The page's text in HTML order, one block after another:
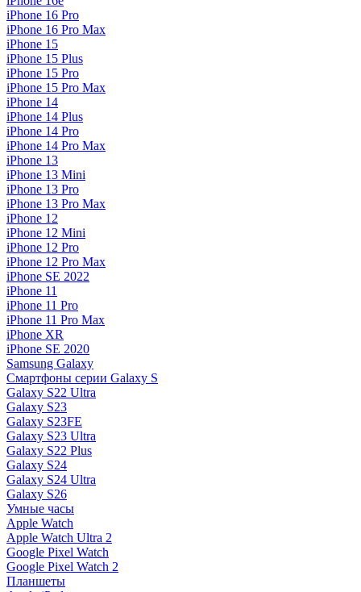
iPhone 16 Pro
iPhone 16 Pro Max
iPhone 15
iPhone 15 Plus
iPhone 15 Pro
iPhone 15 Pro Max
iPhone 14
iPhone 14 Plus
iPhone 14 Pro
iPhone 14 Pro Max
iPhone 13
iPhone 13 Mini
iPhone 13 Pro
iPhone 13 Pro Max
iPhone 12
iPhone 12 Mini
iPhone 12 Pro
iPhone 12 Pro Max
iPhone SE 2022
iPhone 11
iPhone 11 Pro
iPhone 11 Pro Max
iPhone XR
iPhone SE 2020
Samsung Galaxy
Смартфоны серии Galaxy S
Galaxy S22 Ultra
Galaxy S23
Galaxy S23FE
Galaxy S23 Ultra
Galaxy S22 Plus
Galaxy S24
Galaxy S24 Ultra
Galaxy S26
Умные часы
Apple Watch
Apple Watch Ultra 2
Google Pixel Watch
Google Pixel Watch 2
Планшеты